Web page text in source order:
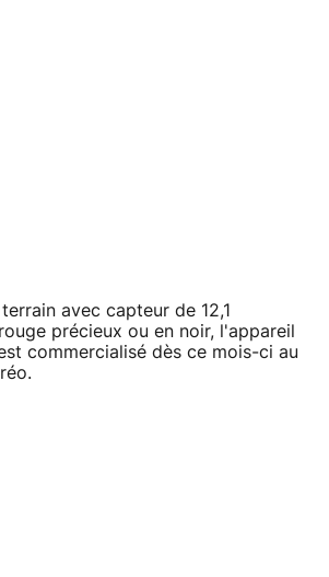
avec capteur de 12,1
précieux ou en noir, l'appareil
commercialisé dès ce mois-ci au